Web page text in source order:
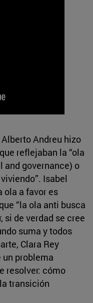
Andreu hizo
reflejaban la “ola
and governance) o
Isabel
ola a favor es
“la ola anti busca
si de verdad se cree
suma y todos
Clara Rey
problema
resolver: cómo
transición